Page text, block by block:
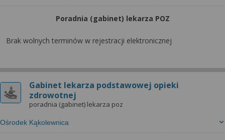
Poradnia (gabinet) lekarza POZ
Brak wolnych terminów w rejestracji elektronicznej
Gabinet lekarza podstawowej opieki
zdrowotnej
poradnia (gabinet) lekarza poz
Ośrodek Kąkolewnica